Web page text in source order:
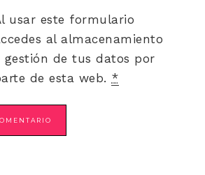
usar este formulario
al almacenamiento
gestión de tus datos por
de esta web. *